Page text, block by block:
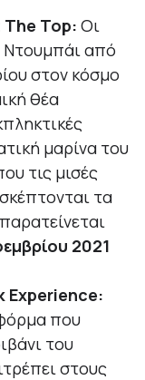
The Top: Οι
Ντουμπάι από
στον κόσμο
θέα
μαρίνα του
τις μισές
τα
2021
Experience:
που
του
στους